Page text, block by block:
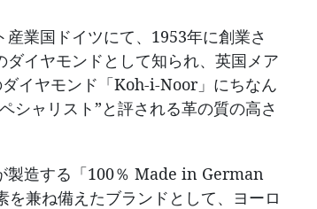
業国ドイツにて、1953年に創業さ
イヤモンドとして知られ、英国メア
イヤモンド「Koh-i-Noor」にちなん
シャリスト”と評される革の質の高さ
製造する「100％ Made in German
兼ね備えたブランドとして、ヨーロ